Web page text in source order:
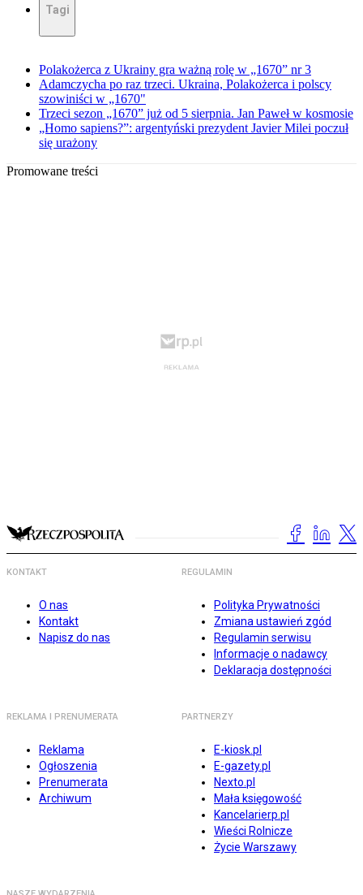
Tagi
Polakożerca z Ukrainy gra ważną rolę w „1670” nr 3
Adamczycha po raz trzeci. Ukraina, Polakożerca i polscy
szowiniści w „1670"
Trzeci sezon „1670” już od 5 sierpnia. Jan Paweł w kosmosie
„Homo sapiens?”: argentyński prezydent Javier Milei poczuł
się urażony
Promowane treści
KONTAKT
O nas
Kontakt
Napisz do nas
REGULAMIN
Polityka Prywatności
Zmiana ustawień zgód
Regulamin serwisu
Informacje o nadawcy
Deklaracja dostępności
REKLAMA I PRENUMERATA
Reklama
Ogłoszenia
Prenumerata
Archiwum
PARTNERZY
E-kiosk.pl
E-gazety.pl
Nexto.pl
Mała księgowość
Kancelarierp.pl
Wieści Rolnicze
Życie Warszawy